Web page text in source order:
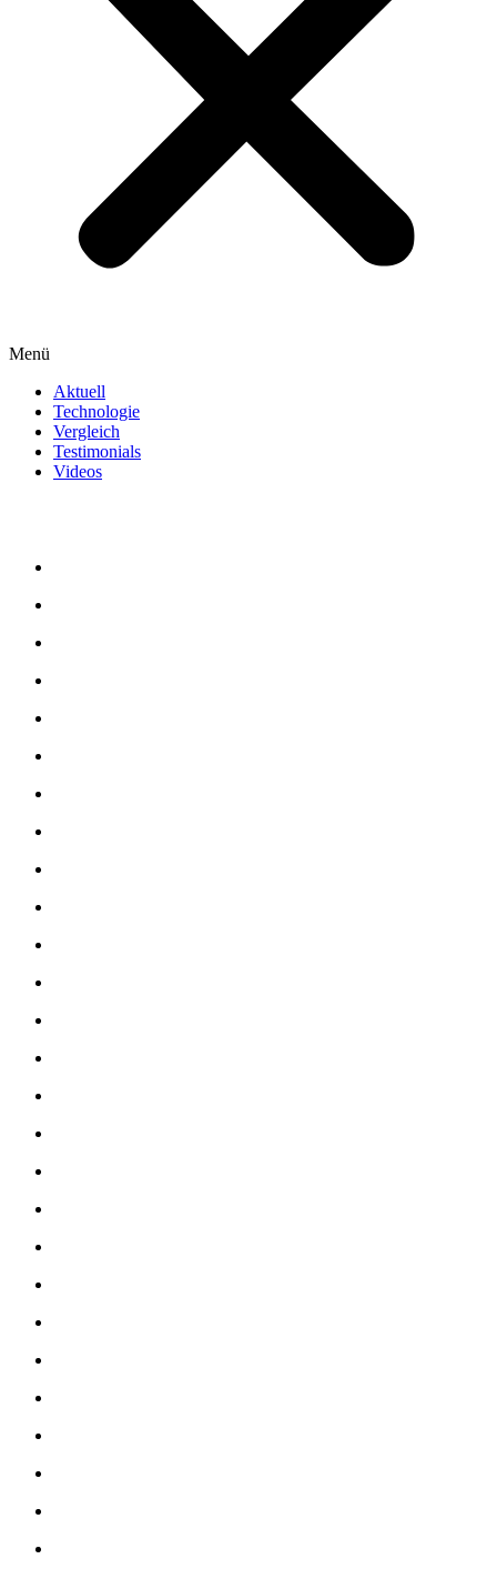
Menü
Aktuell
Technologie
Vergleich
Testimonials
Videos